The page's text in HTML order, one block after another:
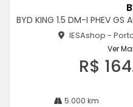
rtil
BYD KING 1.5 DM-I PHEV
IESAshop -
Ver
R$
5.000 km